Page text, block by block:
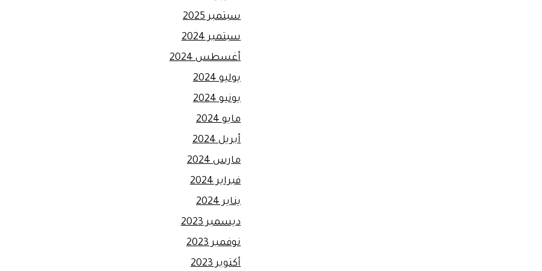
سبتمبر 2025
سبتمبر 2024
أغسطس 2024
يوليو 2024
يونيو 2024
مايو 2024
أبريل 2024
مارس 2024
فبراير 2024
يناير 2024
ديسمبر 2023
نوفمبر 2023
أكتوبر 2023